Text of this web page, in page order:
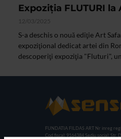
Expoziţia FLUTURI la
12/03/2025
S-a deschis o nouă ediţie Art
expoziţional dedicat artei din
descoperiţi expoziţia "Fluturi",
FUNDATIA FILDAS ART Nr inreg
Cod fiscal: 9164384Sediu social: Str.